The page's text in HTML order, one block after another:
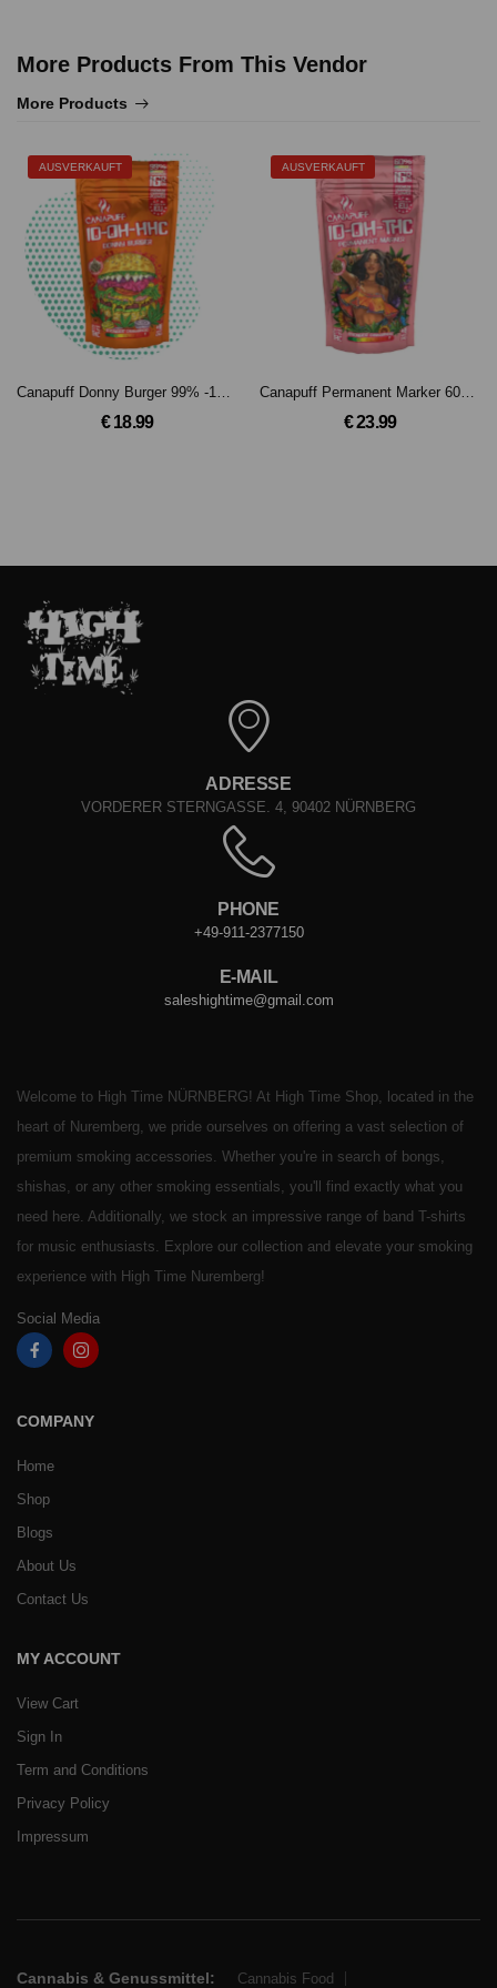
More Products From This Vendor
More Products
AUSVERKAUFT
€ 18.99
AUSVERKAUFT
€ 23.99
ADRESSE
VORDERER STERNGASSE. 4, 90402 NÜRNBERG
PHONE
+49-911-2377150
E-MAIL
saleshightime@gmail.com
Welcome to High Time NÜRNBERG! At High Time Shop, located in the
heart of Nuremberg, we pride ourselves on offering a vast selection of
premium smoking accessories. Whether you're in search of bongs,
shishas, or any other smoking essentials, you'll find exactly what you
need here. Additionally, we stock an impressive range of band T-shirts
for music enthusiasts. Explore our collection and elevate your smoking
experience with High Time Nuremberg!
Social Media
COMPANY
Home
Shop
Blogs
About Us
Contact Us
MY ACCOUNT
View Cart
Sign In
Term and Conditions
Privacy Policy
Impressum
Cannabis & Genussmittel: Cannabis Food